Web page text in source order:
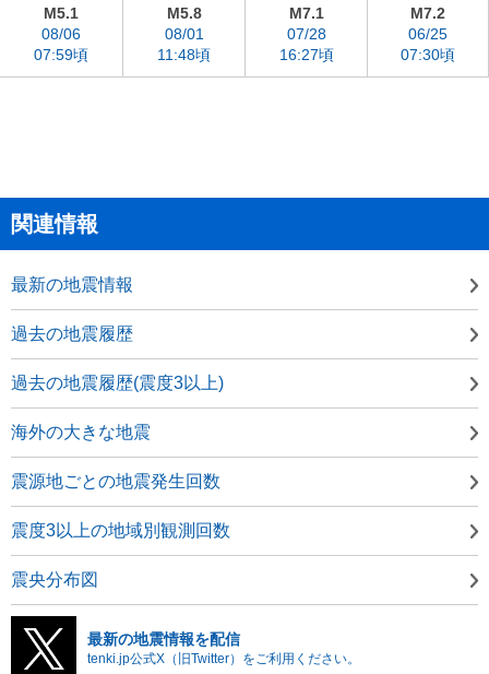
M5.1
08/06
07:59頃
M5.8
08/01
11:48頃
M7.1
07/28
16:27頃
M7.2
06/25
07:30頃
関連情報
最新の地震情報
過去の地震履歴
過去の地震履歴(震度3以上)
海外の大きな地震
震源地ごとの地震発生回数
震度3以上の地域別観測回数
震央分布図
最新の地震情報を配信
tenki.jp公式X（旧Twitter）をご利用ください。